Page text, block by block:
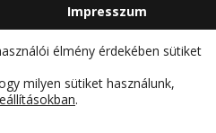
Impresszum
Általános Szerződési
Feltételek
élmény érdekében sütiket
milyen sütiket használunk,
.